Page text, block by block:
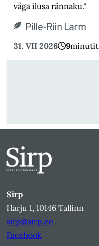
väga ilusa rännaku.“
Pille-Riin Larm
31. VII 2026 9minutit
Sirp
Harju 1, 10146 Tallinn
sirp@sirp.ee
Facebook